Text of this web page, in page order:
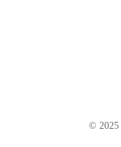
© 2025